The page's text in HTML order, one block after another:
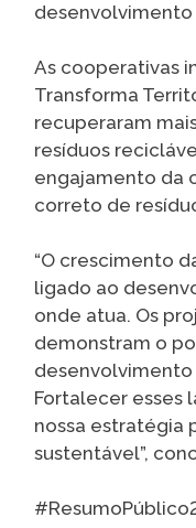
As cooperativas
Transforma
recuperaram
resíduos
engajamento da
correto de
“O crescimento
ligado ao
onde atua. Os
demonstram o
Fortalecer esses
nossa estratégia
sustentável”,